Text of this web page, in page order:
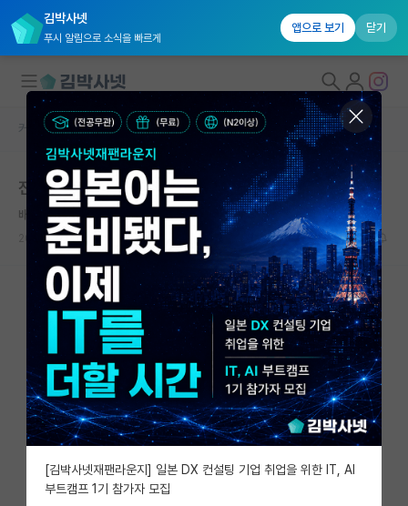
김박사넷
푸시 알림으로 소식을 빠르게
앱으로 보기 닫기
대학원생 모집
국내대학원 정보
연구실&오픈랩
커뮤니티
커뮤니티 홈
전체글보기
베스트 게시판
IF 명예의전당
자유 게시판(아무개랩)
미국 유학 게시판
커뮤니티 홈 대학원 합격 후기 게시판
전남대학교 사학과 대학원 합격 후기
배고픈 레프 톨스토이
2026.07.02 1 415
[김박사넷재팬라운지] 일본 DX 컨설팅 기업 취업을 위한 IT, AI
부트캠프 1기 참가자 모집